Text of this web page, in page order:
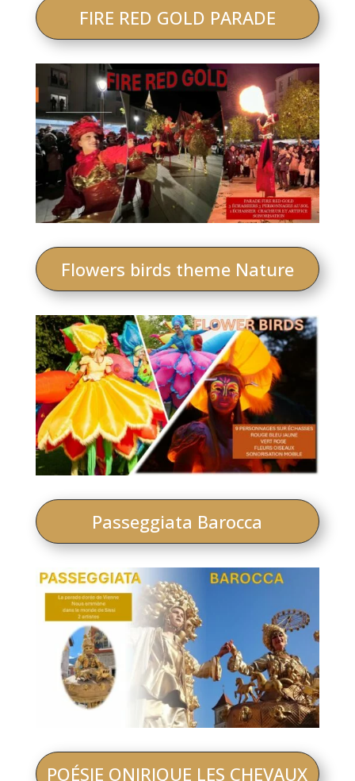
FIRE RED GOLD PARADE
Flowers birds theme Nature
Passeggiata Barocca
POÉSIE ONIRIQUE LES CHEVAUX